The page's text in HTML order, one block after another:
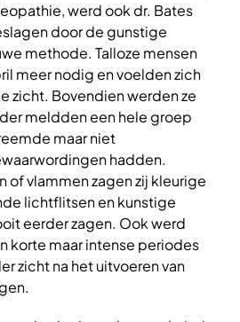
werd ook dr. Bates
door de gunstige
methode. Talloze mensen
meer nodig en voelden zich
zicht. Bovendien werden ze
meldden een hele groep
maar niet
hadden.
of vlammen zagen zij kleurige
lichtflitsen en kunstige
eerder zagen. Ook werd
korte maar intense periodes
zicht na het uitvoeren van